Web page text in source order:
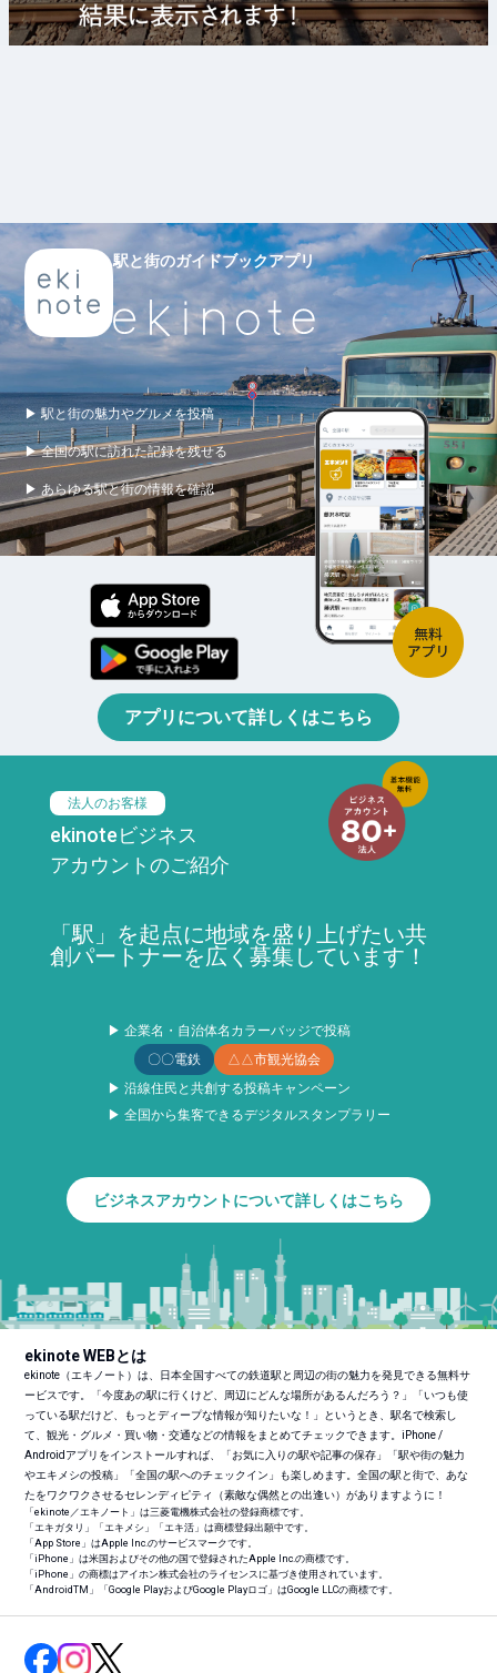
駅と街のガイドブックアプリ
▶ 駅と街の魅力やグルメを投稿
▶ 全国の駅に訪れた記録を残せる
▶ あらゆる駅と街の情報を確認
アプリについて詳しくはこちら
法人のお客様
ekinoteビジネス
アカウントのご紹介
「駅」を起点に地域を盛り上げたい共
創パートナーを広く募集しています！
▶ 企業名・自治体名カラーバッジで投稿
〇〇電鉄
△△市観光協会
▶ 沿線住民と共創する投稿キャンペーン
▶ 全国から集客できるデジタルスタンプラリー
ビジネスアカウントについて詳しくはこちら
ekinote WEBとは
ekinote（エキノート）は、日本全国すべての鉄道駅と周辺の街の魅力を発見できる無料サ
ービスです。「今度あの駅に行くけど、周辺にどんな場所があるんだろう？」「いつも使
っている駅だけど、もっとディープな情報が知りたいな！」というとき、駅名で検索し
て、観光・グルメ・買い物・交通などの情報をまとめてチェックできます。iPhone /
Androidアプリをインストールすれば、「お気に入りの駅や記事の保存」「駅や街の魅力
やエキメシの投稿」「全国の駅へのチェックイン」も楽しめます。全国の駅と街で、あな
たをワクワクさせるセレンディピティ（素敵な偶然との出逢い）がありますように！
「ekinote／エキノート」は三菱電機株式会社の登録商標です。
「エキガタリ」「エキメシ」「エキ活」は商標登録出願中です。
「App Store」はApple Inc.のサービスマークです。
「iPhone」は米国およびその他の国で登録されたApple Inc.の商標です。
「iPhone」の商標はアイホン株式会社のライセンスに基づき使用されています。
「AndroidTM 」「Google PlayおよびGoogle Playロゴ」はGoogle LLCの商標です。